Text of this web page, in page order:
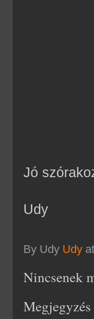
Jó
Udy
By Udy Udy at
Nincsenek